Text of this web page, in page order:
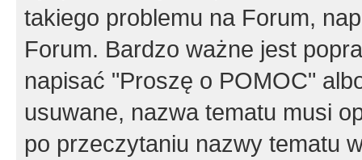
takiego problemu na Forum,
Forum. Bardzo ważne jest
napisać "Proszę o POMOC"
usuwane, nazwa tematu musi
po przeczytaniu nazwy tematu